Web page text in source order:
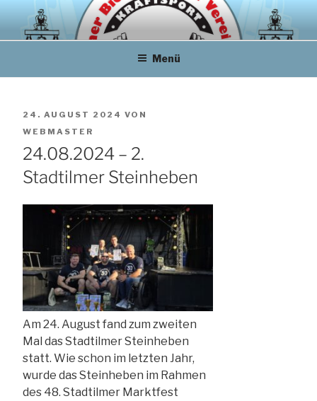
Inhalt
springen
Menü
VERÖFFENTLICHT
AM
24. AUGUST 2024 VON
WEBMASTER
24.08.2024 – 2.
Stadtilmer Steinheben
Am 24. August fand zum zweiten
Mal das Stadtilmer Steinheben
statt. Wie schon im letzten Jahr,
wurde das Steinheben im Rahmen
des 48. Stadtilmer Marktfest